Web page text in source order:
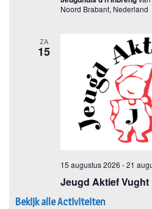
Bekijk alle Activiteiten